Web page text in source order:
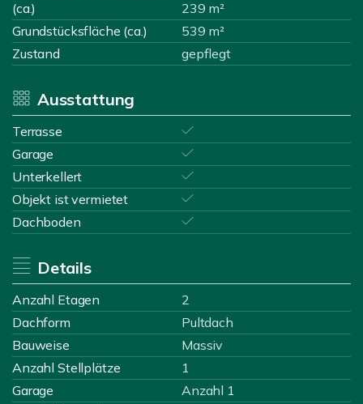
(ca.)
239 m²
Grundstücksfläche (ca.)
539 m²
Zustand
gepflegt
Ausstattung
Terrasse
Garage
Unterkellert
Objekt ist vermietet
Dachboden
Details
Anzahl Etagen
2
Dachform
Pultdach
Bauweise
Massiv
Anzahl Stellplätze
1
Garage
Anzahl 1